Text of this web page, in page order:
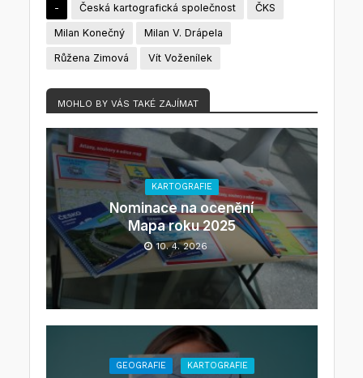
- Česká kartografická společnost ČKS
Milan Konečný Milan V. Drápela
Růžena Zimová Vít Voženílek
MOHLO BY VÁS TAKÉ ZAJÍMAT
KARTOGRAFIE
Nominace na ocenění
Mapa roku 2025
10. 4. 2026
GEOGRAFIE KARTOGRAFIE